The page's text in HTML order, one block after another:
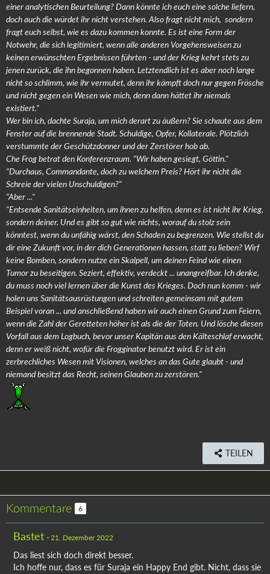
einer analytischen Beurteilung? Dann könnte ich euch eine solche liefern,
doch auch die würdet ihr nicht verstehen. Also fragt nicht mich, sondern
fragt euch selbst, wie es dazu kommen konnte. Es ist eine Form der
Notwehr, die sich legitimiert, wenn alle anderen Vorgehensweisen zu
keinen erwünschten Ergebnissen führten - und der Krieg kehrt stets zu
jenen zurück, die ihn begonnen haben. Letztendlich ist es aber noch lange
nicht so schlimm, wie ihr vermutet, denn ihr kämpft doch nur gegen Frösche
und nicht gegen ein Wesen wie mich, denn dann hättet ihr niemals
existiert."
Wer bin ich, dachte Suraja, um mich derart zu äußern? Sie schaute aus dem
Fenster auf die brennende Stadt. Schuldige, Opfer, Kollaterale. Plötzlich
verstummte der Geschützdonner und der Zerstörer hob ab.
Che Frog betrat den Konferenzraum. "Wir haben gesiegt, Göttin."
"Durchaus, Commandante, doch zu welchem Preis? Hört ihr nicht die
Schreie der vielen Unschuldigen?"
"Aber ..."
"Entsende Sanitätseinheiten, um ihnen zu helfen, denn es ist nicht ihr Krieg,
sondern deiner. Und es gibt so gut wie nichts, worauf du stolz sein
könntest, wenn du unfähig wärst, den Schaden zu begrenzen. Wie stellst du
dir eine Zukunft vor, in der dich Generationen hassen, statt zu lieben? Wirf
keine Bomben, sondern nutze ein Skalpell, um deinen Feind wie einen
Tumor zu beseitigen. Seziert, effektiv, verdeckt ... unangreifbar. Ich denke,
du muss noch viel lernen über die Kunst des Krieges. Doch nun komm - wir
holen uns Sanitätsausrüstungen und schreiten gemeinsam mit gutem
Beispiel voran ... und anschließend haben wir auch einen Grund zum Feiern,
wenn die Zahl der Geretteten höher ist als die der Toten. Und lösche diesen
Vorfall aus dem Logbuch, bevor unser Kapitän aus den Kälteschlaf erwacht,
denn er weiß nicht, wofür die Frogginator benutzt wird. Er ist ein
zerbrechliches Wesen mit Visionen, welches an das Gute glaubt - und
niemand besitzt das Recht, seinen Glauben zu zerstören."
TEILEN
Kommentare 6
Bastet 21. Dezember 2022
Das liest sich doch direkt besser.
Ich hoffe nur, dass es für Suraja ein Happy End gibt. Nicht, dass sie